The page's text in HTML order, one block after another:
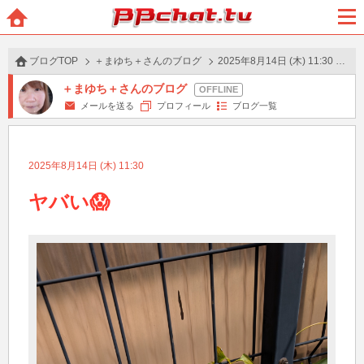
BBchatTV
ュー
ブログTOP ＋まゆち＋さんのブログ 2025年8月14日 (木) 11:30 の投稿
＋まゆち＋さんのブログ
メールを送る プロフィール ブログ一覧
2025年8月14日 (木) 11:30
ヤバい😱